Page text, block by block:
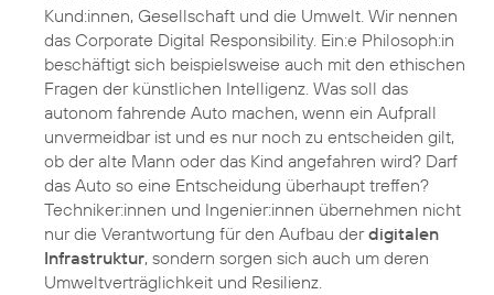
Kund:innen, Gesellschaft und die Umwelt. Wir nennen
das Corporate Digital Responsibility. Ein:e Philosoph:in
beschäftigt sich beispielsweise auch mit den ethischen
Fragen der künstlichen Intelligenz. Was soll das
autonom fahrende Auto machen, wenn ein Aufprall
unvermeidbar ist und es nur noch zu entscheiden gilt,
ob der alte Mann oder das Kind angefahren wird? Darf
das Auto so eine Entscheidung überhaupt treffen?
Techniker:innen und Ingenier:innen übernehmen nicht
nur die Verantwortung für den Aufbau derdigitalen
Infrastruktur, sondern sorgen sich auch um deren
Umweltverträglichkeit und Resilienz.